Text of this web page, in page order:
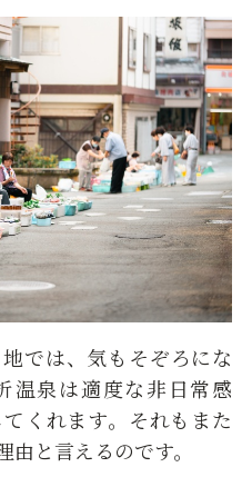
では、気もそぞろにな
温泉は適度な非日常感
くれます。それもまた
と言えるのです。